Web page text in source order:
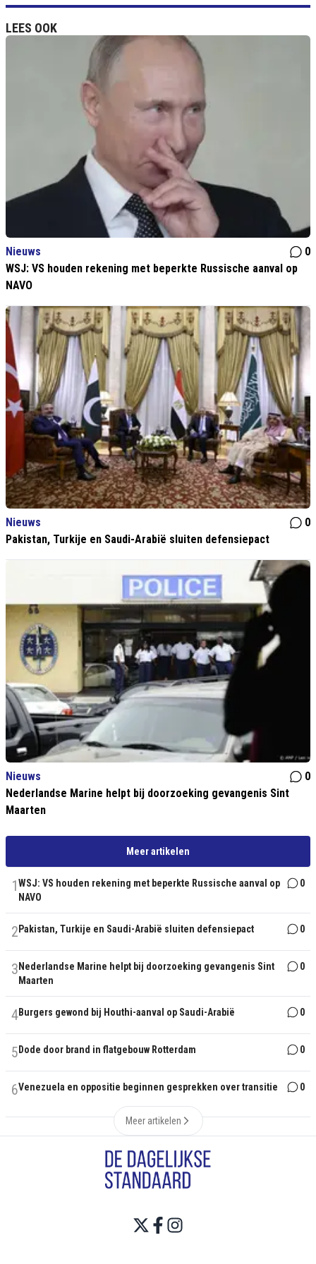
LEES OOK
Nieuws
0
WSJ: VS houden rekening met beperkte Russische aanval op
NAVO
Nieuws
0
Pakistan, Turkije en Saudi-Arabië sluiten defensiepact
Nieuws
0
Nederlandse Marine helpt bij doorzoeking gevangenis Sint
Maarten
Meer artikelen
1WSJ: VS houden rekening met beperkte Russische aanval op
NAVO
0
2 Pakistan, Turkije en Saudi-Arabië sluiten defensiepact 0
3 Nederlandse Marine helpt bij doorzoeking gevangenis Sint
Maarten
0
4Burgers gewond bij Houthi-aanval op Saudi-Arabië 0
5 Dode door brand in flatgebouw Rotterdam 0
6Venezuela en oppositie beginnen gesprekken over transitie 0
Meer artikelen